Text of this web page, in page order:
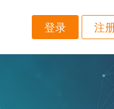
登录 注